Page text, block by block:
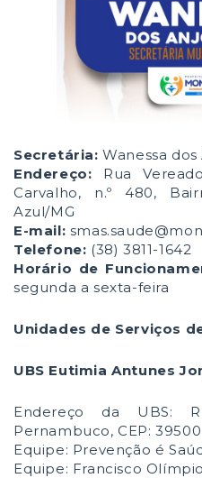
Secretária:Wanessa dos
Endereço: Rua
Carvalho, n.º 480,
Azul/MG
E-mail:
Telefone: (38) 3811-1642
Horário de
segunda a sexta-feira
Unidades de Serviços
UBS Eutimia Antunes
Endereço da UBS:
Pernambuco, CEP:
Equipe: Prevenção é
Equipe: Francisco